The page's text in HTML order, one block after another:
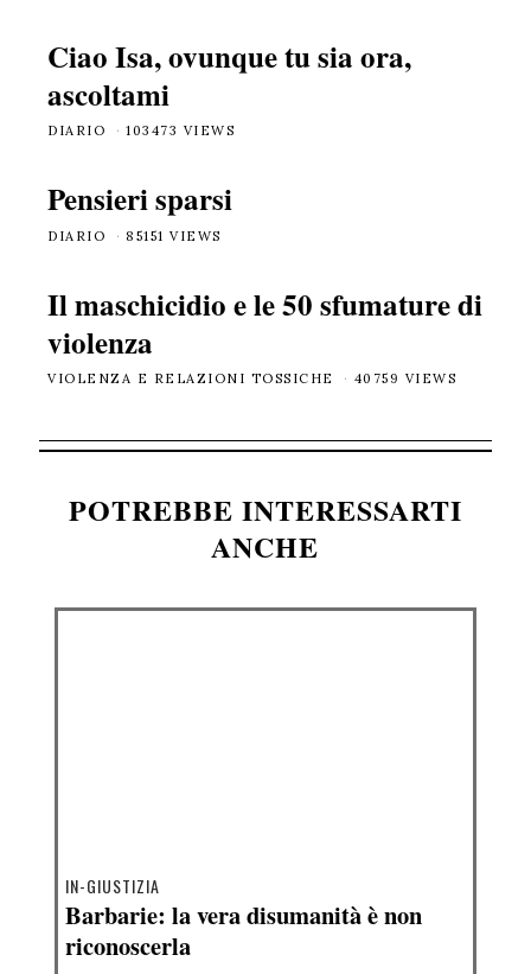
Ciao Isa, ovunque tu sia ora,
ascoltami
DIARIO 103473 VIEWS
Pensieri sparsi
DIARIO 85151 VIEWS
Il maschicidio e le 50 sfumature di
violenza
VIOLENZA E RELAZIONI TOSSICHE 40759 VIEWS
POTREBBE INTERESSARTI
ANCHE
IN-GIUSTIZIA
Barbarie: la vera disumanità è non
riconoscerla